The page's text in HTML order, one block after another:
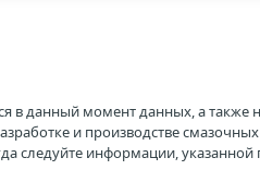
в данный момент данных, а также
и производстве
следуйте информации,